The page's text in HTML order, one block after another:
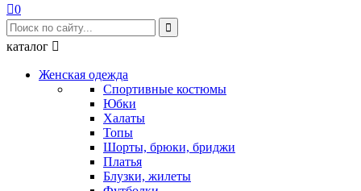
0

каталог 
Женская одежда
Спортивные костюмы
Юбки
Халаты
Топы
Шорты, брюки, бриджи
Платья
Блузки, жилеты